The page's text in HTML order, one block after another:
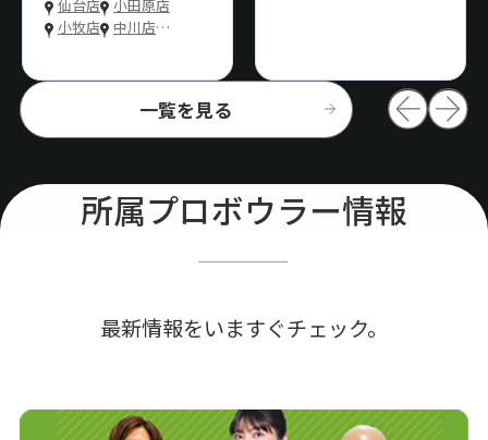
一覧を見る
仙台店
小田原店
小牧店
中川店…
所属プロボウラー情報
最新情報をいますぐチェック。